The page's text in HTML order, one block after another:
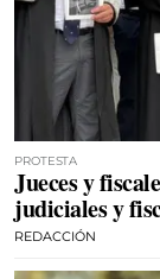
PROTESTA
Jueces y
judiciales y
REDACCIÓN